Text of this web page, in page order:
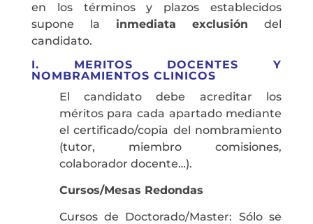
en los términos y plazos establecidos
supone la inmediata exclusión del
candidato.
I. MERITOS DOCENTES Y
NOMBRAMIENTOS CLINICOS
El candidato debe acreditar los
méritos para cada apartado mediante
el certificado/copia del nombramiento
(tutor, miembro comisiones,
colaborador docente…).
Cursos/Mesas Redondas
Cursos de Doctorado/Master: Sólo se